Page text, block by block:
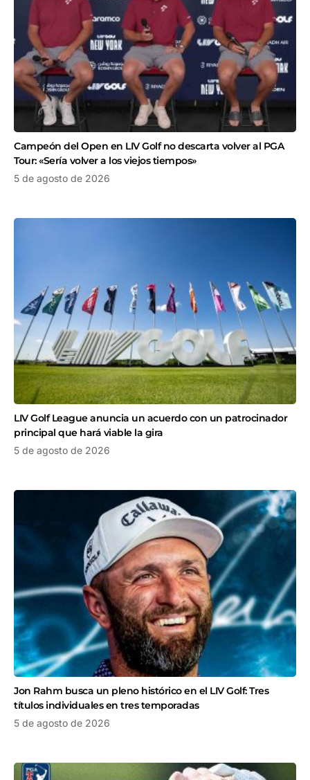
Campeón del Open en LIV Golf no descarta volver al PGA
Tour: «Sería volver a los viejos tiempos»
5 de agosto de 2026
LIV Golf League anuncia un acuerdo con un patrocinador
principal que hará viable la gira
5 de agosto de 2026
Jon Rahm busca un pleno histórico en el LIV Golf: Tres
títulos individuales en tres temporadas
5 de agosto de 2026